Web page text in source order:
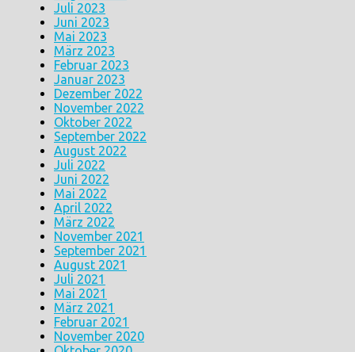
Juli 2023
Juni 2023
Mai 2023
März 2023
Februar 2023
Januar 2023
Dezember 2022
November 2022
Oktober 2022
September 2022
August 2022
Juli 2022
Juni 2022
Mai 2022
April 2022
März 2022
November 2021
September 2021
August 2021
Juli 2021
Mai 2021
März 2021
Februar 2021
November 2020